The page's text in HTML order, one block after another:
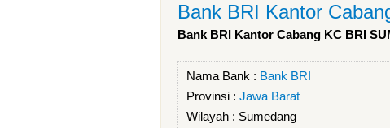
Bank BRI Kantor
Bank BRI Kantor Cabang KC BRI
Nama Bank : Bank BRI
Provinsi : Jawa Barat
Wilayah : Sumedang